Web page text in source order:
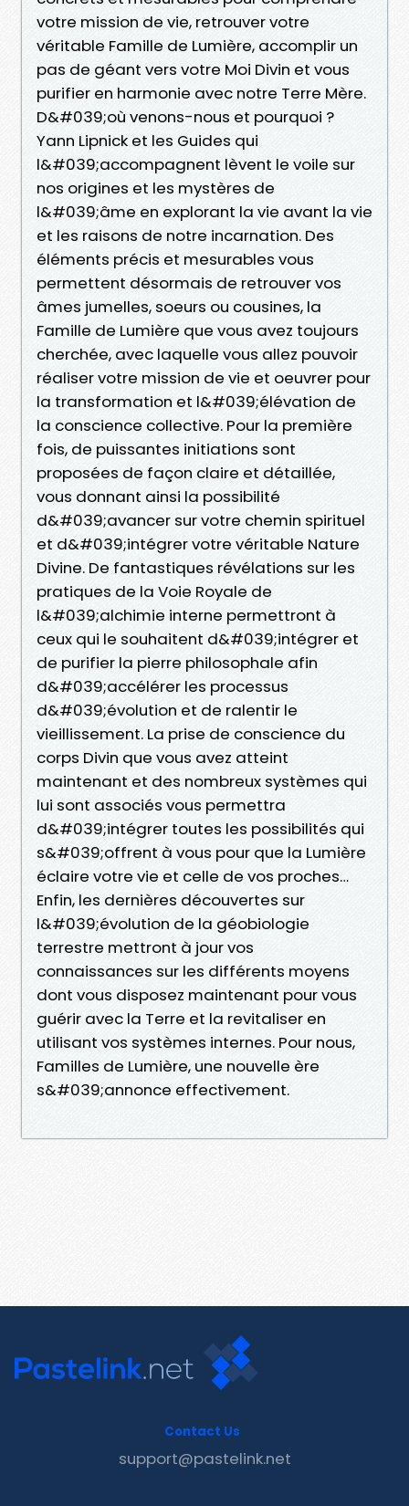
votre mission de vie, retrouver votre
véritable Famille de Lumière, accomplir un
pas de géant vers votre Moi Divin et vous
purifier en harmonie avec notre Terre Mère.
D&#039;où venons-nous et pourquoi ?
Yann Lipnick et les Guides qui
l&#039;accompagnent lèvent le voile sur
nos origines et les mystères de
l&#039;âme en explorant la vie avant la vie
et les raisons de notre incarnation. Des
éléments précis et mesurables vous
permettent désormais de retrouver vos
âmes jumelles, soeurs ou cousines, la
Famille de Lumière que vous avez toujours
cherchée, avec laquelle vous allez pouvoir
réaliser votre mission de vie et oeuvrer pour
la transformation et l&#039;élévation de
la conscience collective. Pour la première
fois, de puissantes initiations sont
proposées de façon claire et détaillée,
vous donnant ainsi la possibilité
d&#039;avancer sur votre chemin spirituel
et d&#039;intégrer votre véritable Nature
Divine. De fantastiques révélations sur les
pratiques de la Voie Royale de
l&#039;alchimie interne permettront à
ceux qui le souhaitent d&#039;intégrer et
de purifier la pierre philosophale afin
d&#039;accélérer les processus
d&#039;évolution et de ralentir le
vieillissement. La prise de conscience du
corps Divin que vous avez atteint
maintenant et des nombreux systèmes qui
lui sont associés vous permettra
d&#039;intégrer toutes les possibilités qui
s&#039;offrent à vous pour que la Lumière
éclaire votre vie et celle de vos proches…
Enfin, les dernières découvertes sur
l&#039;évolution de la géobiologie
terrestre mettront à jour vos
connaissances sur les différents moyens
dont vous disposez maintenant pour vous
guérir avec la Terre et la revitaliser en
utilisant vos systèmes internes. Pour nous,
Familles de Lumière, une nouvelle ère
s&#039;annonce effectivement.
Contact Us
support@pastelink.net